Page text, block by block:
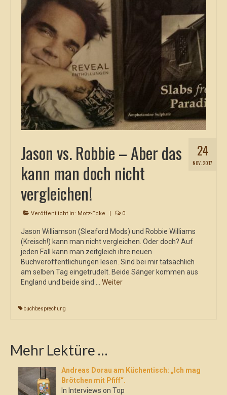
24
NOV. 2017
Jason vs. Robbie – Aber das
kann man doch nicht
vergleichen!
Veröffentlicht in: Motz-Ecke | 0
Jason Williamson (Sleaford Mods) und Robbie Williams
(Kreisch!) kann man nicht vergleichen. Oder doch? Auf
jeden Fall kann man zeitgleich ihre neuen
Buchveröffentlichungen lesen. Sind bei mir tatsächlich
am selben Tag eingetrudelt. Beide Sänger kommen aus
England und beide sind … Weiter
buchbesprechung
Mehr Lektüre …
Andreas Dorau am Küchentisch: „Ich mag
Brötchen mit Pfiff“.
In Interviews on Top